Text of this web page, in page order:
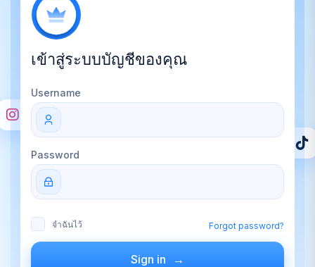
เข้าสู่ระบบบัญชีของคุณ
Username
Password
จำฉันไว้ Forgot password?
Sign in